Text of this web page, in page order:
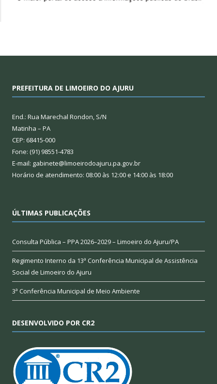
PREFEITURA DE LIMOEIRO DO AJURU
End.: Rua Marechal Rondon, S/N
Matinha – PA
CEP: 68415-000
Fone: (91) 98551-4783
E-mail: gabinete@limoeirodoajuru.pa.gov.br
Horário de atendimento: 08:00 às 12:00 e 14:00 às 18:00
ÚLTIMAS PUBLICAÇÕES
Consulta Pública – PPA 2026–2029 – Limoeiro do Ajuru/PA
Regimento Interno da 13ª Conferência Municipal de Assistência
Social de Limoeiro do Ajuru
3ª Conferência Municipal de Meio Ambiente
DESENVOLVIDO POR CR2